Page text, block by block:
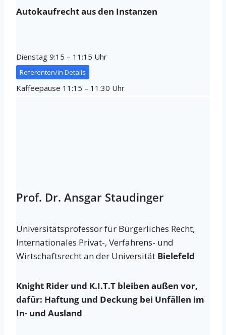
Autokaufrecht aus den Instanzen
Dienstag 9:15 – 11:15 Uhr
Referenten/in Details
Kaffeepause 11:15 – 11:30 Uhr
Prof. Dr. Ansgar Staudinger
Universitätsprofessor für Bürgerliches Recht,
Internationales Privat-, Verfahrens- und
Wirtschaftsrecht an der Universität Bielefeld
Knight Rider und K.I.T.T bleiben außen vor,
dafür: Haftung und Deckung bei Unfällen im
In- und Ausland